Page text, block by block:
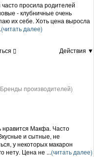
просила родителей
- клубничные очень
их себе. Хоть цена выросла
(читать далее)
Действия ▼
производителей)
Макфа. Часто
и сытные, не
у некоторых макарон
нету. Цена не ...(читать далее)